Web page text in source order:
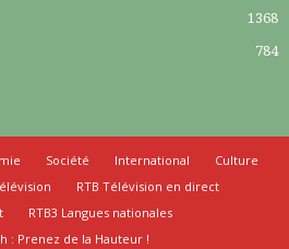
1368
784
Société International
Culture
RTB Télévision en direct
RTB3 Langues nationales
: Prenez de la Hauteur !